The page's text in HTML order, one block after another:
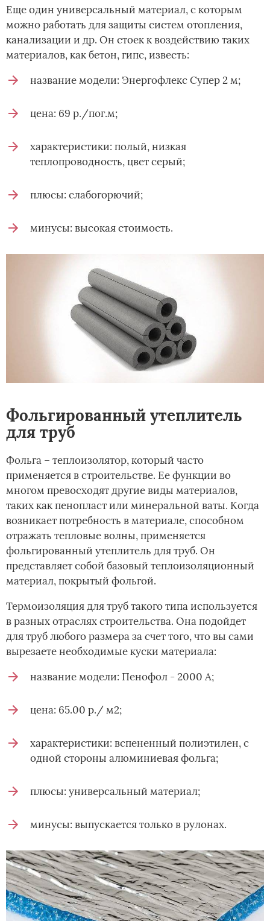
Еще один универсальный материал, с которым
можно работать для защиты систем отопления,
канализации и др. Он стоек к воздействию таких
материалов, как бетон, гипс, известь:
название модели: Энергофлекс Супер 2 м;
цена: 69 р./пог.м;
характеристики: полый, низкая
теплопроводность, цвет серый;
плюсы: слабогорючий;
минусы: высокая стоимость.
Фольгированный утеплитель
для труб
Фольга – теплоизолятор, который часто
применяется в строительстве. Ее функции во
многом превосходят другие виды материалов,
таких как пенопласт или минеральной ваты. Когда
возникает потребность в материале, способном
отражать тепловые волны, применяется
фольгированный утеплитель для труб. Он
представляет собой базовый теплоизоляционный
материал, покрытый фольгой.
Термоизоляция для труб такого типа используется
в разных отраслях строительства. Она подойдет
для труб любого размера за счет того, что вы сами
вырезаете необходимые куски материала:
название модели: Пенофол - 2000 А;
цена: 65.00 р./ м2;
характеристики: вспененный полиэтилен, с
одной стороны алюминиевая фольга;
плюсы: универсальный материал;
минусы: выпускается только в рулонах.